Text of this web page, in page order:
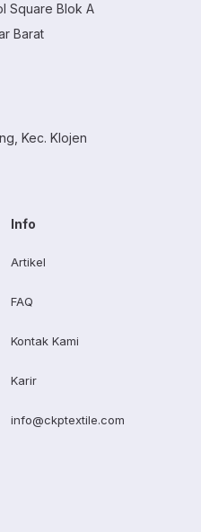
Square Blok A
Barat
Kec. Klojen
Info
Artikel
FAQ
Kontak Kami
Karir
info@ckptextile.com